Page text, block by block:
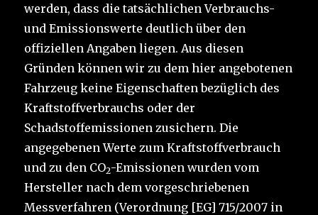
werden, dass die tatsächlichen Verbrauchs-
und Emissionswerte deutlich über den
offiziellen Angaben liegen. Aus diesen
Gründen können wir zu dem hier angebotenen
Fahrzeug keine Eigenschaften bezüglich des
Kraftstoffverbrauchs oder der
Schadstoffemissionen zusichern. Die
angegebenen Werte zum Kraftstoffverbrauch
und zu den CO2-Emissionen wurden vom
Hersteller nach dem vorgeschriebenen
Messverfahren (Verordnung [EG] 715/2007 in